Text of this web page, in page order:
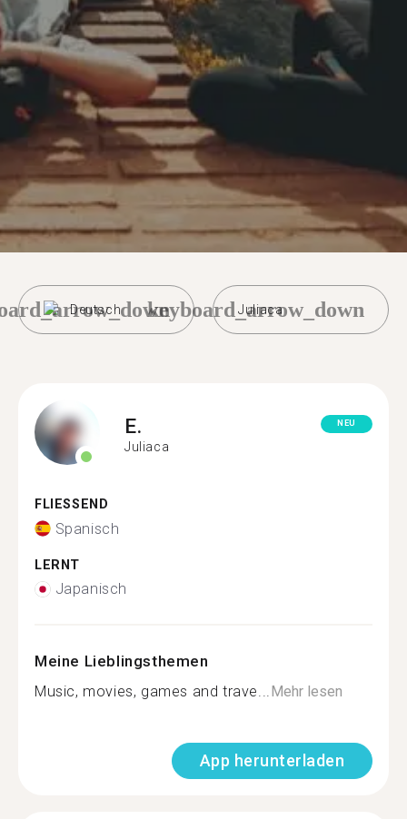
Deutsch Juliaca
keyboard_arrow_down
E.
Juliaca
NEU
FLIESSEND
Spanisch
LERNT
Japanisch
Meine Lieblingsthemen
Music, movies, games and trave...Mehr lesen
App herunterladen